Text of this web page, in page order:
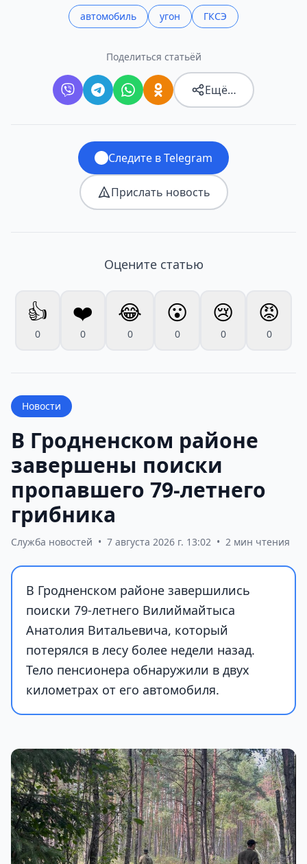
автомобиль угон ГКСЭ
Поделиться статьёй
Ещё…
Следите в Telegram
Прислать новость
Оцените статью
👍
0
❤️
0
😂
0
😮
0
😢
0
😡
0
Новости
В Гродненском районе
завершены поиски
пропавшего 79-летнего
грибника
Служба новостей • 7 августа 2026 г. 13:02 • 2 мин чтения
В Гродненском районе завершились
поиски 79-летнего Вилиймайтыса
Анатолия Витальевича, который
потерялся в лесу более недели назад.
Тело пенсионера обнаружили в двух
километрах от его автомобиля.